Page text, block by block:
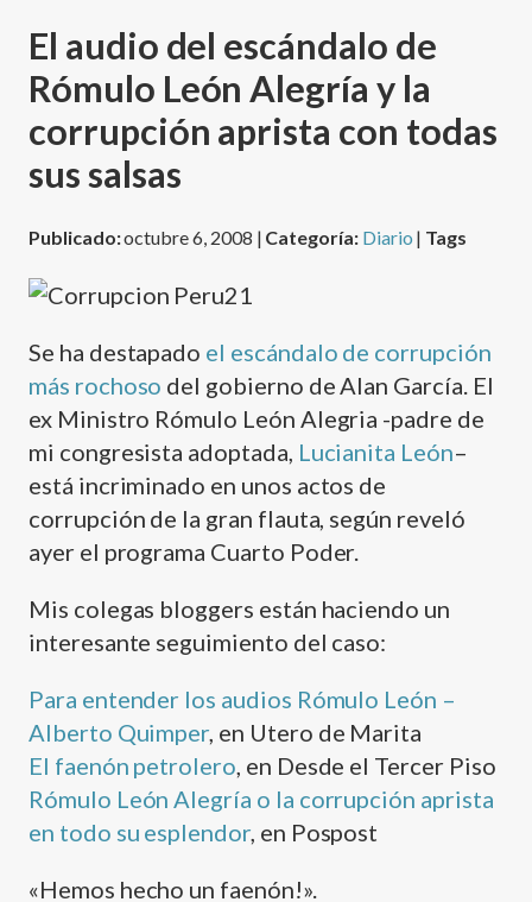
El audio del escándalo de
Rómulo León Alegrí­a y la
corrupción aprista con todas
sus salsas
Publicado:octubre 6, 2008 | Categoría: Diario | Tags
Se ha destapado el escándalo de corrupción
más rochoso del gobierno de Alan Garcí­a. El
ex Ministro Rómulo León Alegria -padre de
mi congresista adoptada, Lucianita León–
está incriminado en unos actos de
corrupción de la gran flauta, según reveló
ayer el programa Cuarto Poder.
Mis colegas bloggers están haciendo un
interesante seguimiento del caso:
Para entender los audios Rómulo León –
Alberto Quimper , en Utero de Marita
El faenón petrolero , en Desde el Tercer Piso
Rómulo León Alegrí­a o la corrupción aprista
en todo su esplendor, en Pospost
«Hemos hecho un faenón!».